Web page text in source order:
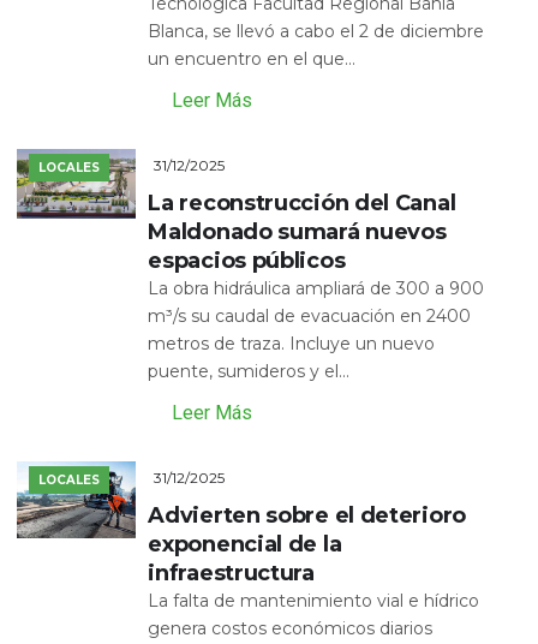
Blanca, se llevó a cabo el 2 de diciembre
un encuentro en el que...
Leer Más
LOCALES 31/12/2025
La reconstrucción del Canal
Maldonado sumará nuevos
espacios públicos
La obra hidráulica ampliará de 300 a 900
m³/s su caudal de evacuación en 2400
metros de traza. Incluye un nuevo
puente, sumideros y el...
Leer Más
LOCALES 31/12/2025
Advierten sobre el deterioro
exponencial de la
infraestructura
La falta de mantenimiento vial e hídrico
genera costos económicos diarios